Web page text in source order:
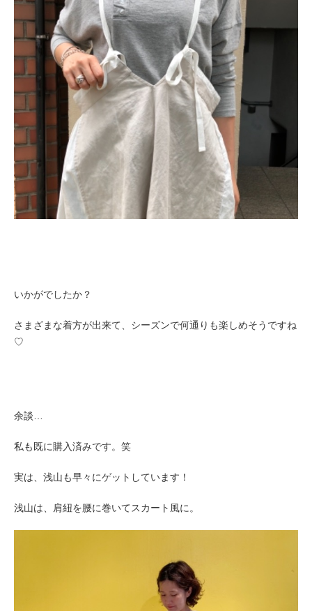
いかがでしたか？
さまざまな着方が出来て、シーズンで何通りも楽しめそうですね
♡
余談…
私も既に購入済みです。笑
実は、浅山も早々にゲットしています！
浅山は、肩紐を腰に巻いてスカート風に。